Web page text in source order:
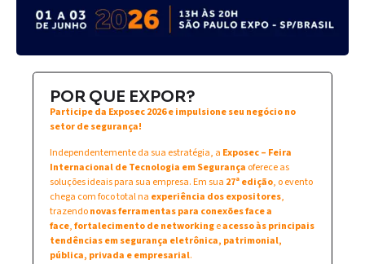
POR QUE EXPOR?
Participe da Exposec 2026 e impulsione seu negócio no
setor de segurança!
Independentemente da sua estratégia, a Exposec – Feira
Internacional de Tecnologia em Segurança oferece as
soluções ideais para sua empresa. Em sua 27ª edição, o evento
chega com foco total na experiência dos expositores,
trazendonovas ferramentas para conexões face a
face,fortalecimento de networkingeacesso às principais
tendências em segurança eletrônica, patrimonial,
pública, privada e empresarial.